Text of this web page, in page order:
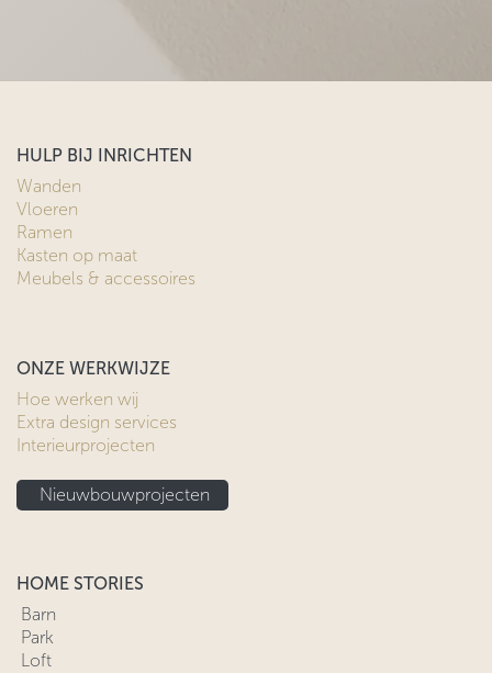
HULP BIJ INRICHTEN
Wanden
Vloeren
Ramen
Kasten op maat
Meubels & accessoires
ONZE WERKWIJZE
Hoe werken wij
Extra design services
Interieurprojecten
Nieuwbouwprojecten
HOME STORIES
Barn
Park
Loft